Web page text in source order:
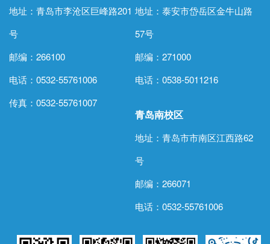
地址：青岛市李沧区巨峰路201
号
邮编：266100
电话：0532-55761006
传真：0532-55761007
地址：泰安市岱岳区金牛山路
57号
邮编：271000
电话： 0538-5011216
青岛南校区
地址：青岛市市南区江西路62
号
邮编：266071
电话：0532-55761006